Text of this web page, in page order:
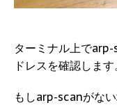
ターミナル上で
ドレスを確認します
もしarp-scanがな